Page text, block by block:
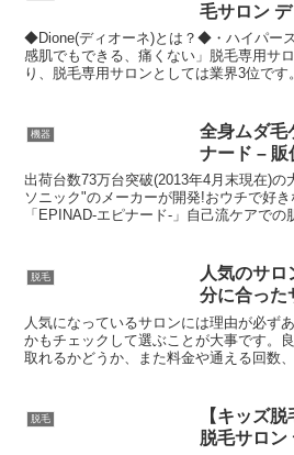
毛サロン
◆Dione(ディオーネ)とは？◆・ハイパー
感肌でもできる、痛くない」脱毛専用サ
り、脱毛専用サロンとしては業界3位で
機器
全身ムダ毛
ナード – 販
出荷台数73万台突破(2013年4月末現在)の
ソニック"のメーカーが開発!おウチで好
「EPINAD-エピナード-」自己流ケアで
脱毛
人気のサロ
分に合った
人気になっているサロンには理由が必ず
かもチェックして選ぶことが大事です。
取れるかどうか、また料金や通える回数
脱毛
【キッズ
脱毛サロン